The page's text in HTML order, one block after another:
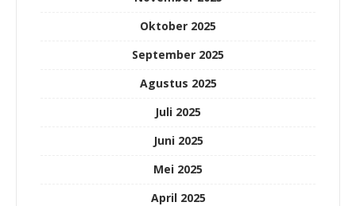
Oktober 2025
September 2025
Agustus 2025
Juli 2025
Juni 2025
Mei 2025
April 2025